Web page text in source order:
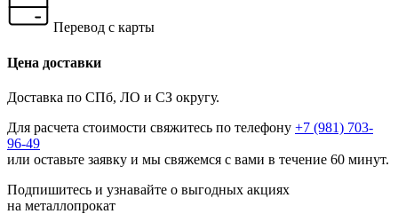
Перевод с карты
Цена доставки
Доставка по СПб, ЛО и СЗ округу.
Для расчета стоимости свяжитесь по телефону +7 (981) 703-
96-49
или оставьте заявку и мы свяжемся с вами в течение 60 минут.
Подпишитесь и узнавайте о выгодных акциях
на металлопрокат